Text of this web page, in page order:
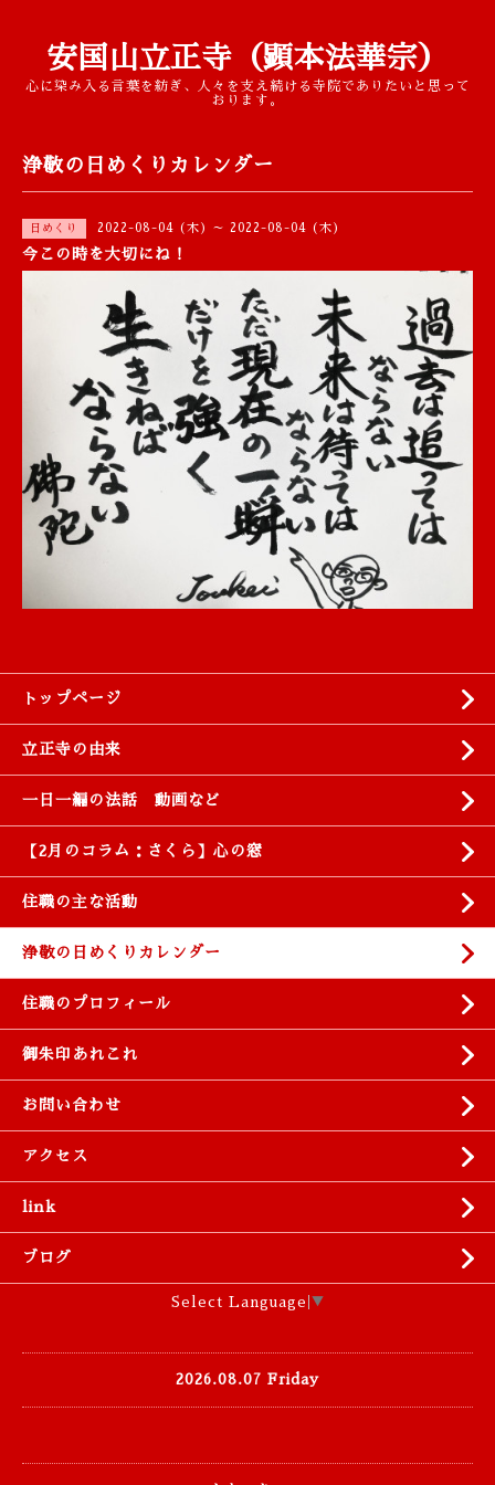
安国山立正寺（顕本法華宗）
心に染み入る言葉を紡ぎ、人々を支え続ける寺院でありたいと思って
おります。
浄敬の日めくりカレンダー
日めくり 2022-08-04 (木) ～ 2022-08-04 (木)
今この時を大切にね！
トップページ
立正寺の由来
一日一編の法話 動画など
【2月のコラム：さくら】心の窓
住職の主な活動
浄敬の日めくりカレンダー
住職のプロフィール
御朱印あれこれ
お問い合わせ
アクセス
link
ブログ
Select Language ▼
2026.08.07 Friday